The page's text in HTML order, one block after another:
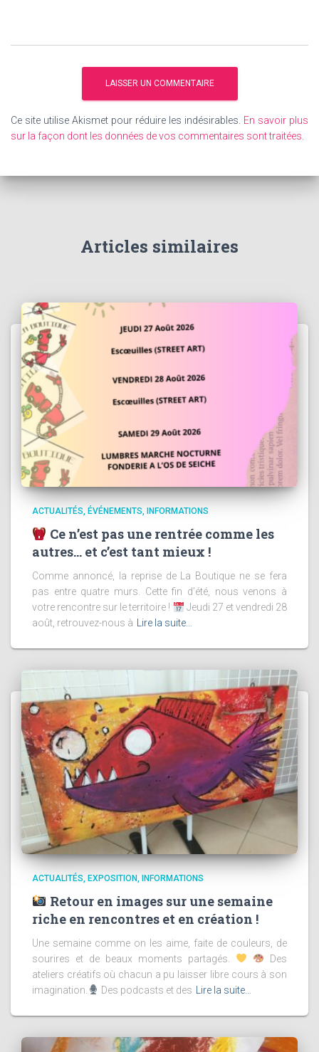
Ce site utilise Akismet pour réduire les indésirables. En savoir plus
sur la façon dont les données de vos commentaires sont traitées.
Articles similaires
ACTUALITÉS ÉVÉNEMENTS INFORMATIONS
Ce n’est pas une rentrée comme les
autres… et c’est tant mieux !
Comme annoncé, la reprise de La Boutique ne se fera
pas entre quatre murs. Cette fin d’été, nous venons à
votre rencontre sur le territoire !
Jeudi 27 et vendredi 28
août, retrouvez-nous à
Lire la suite…
ACTUALITÉS EXPOSITION INFORMATIONS
Retour en images sur une semaine
riche en rencontres et en création !
Une semaine comme on les aime, faite de couleurs, de
sourires et de beaux moments partagés.
Des
ateliers créatifs où chacun a pu laisser libre cours à son
imagination.
Des podcasts et des Lire la suite…